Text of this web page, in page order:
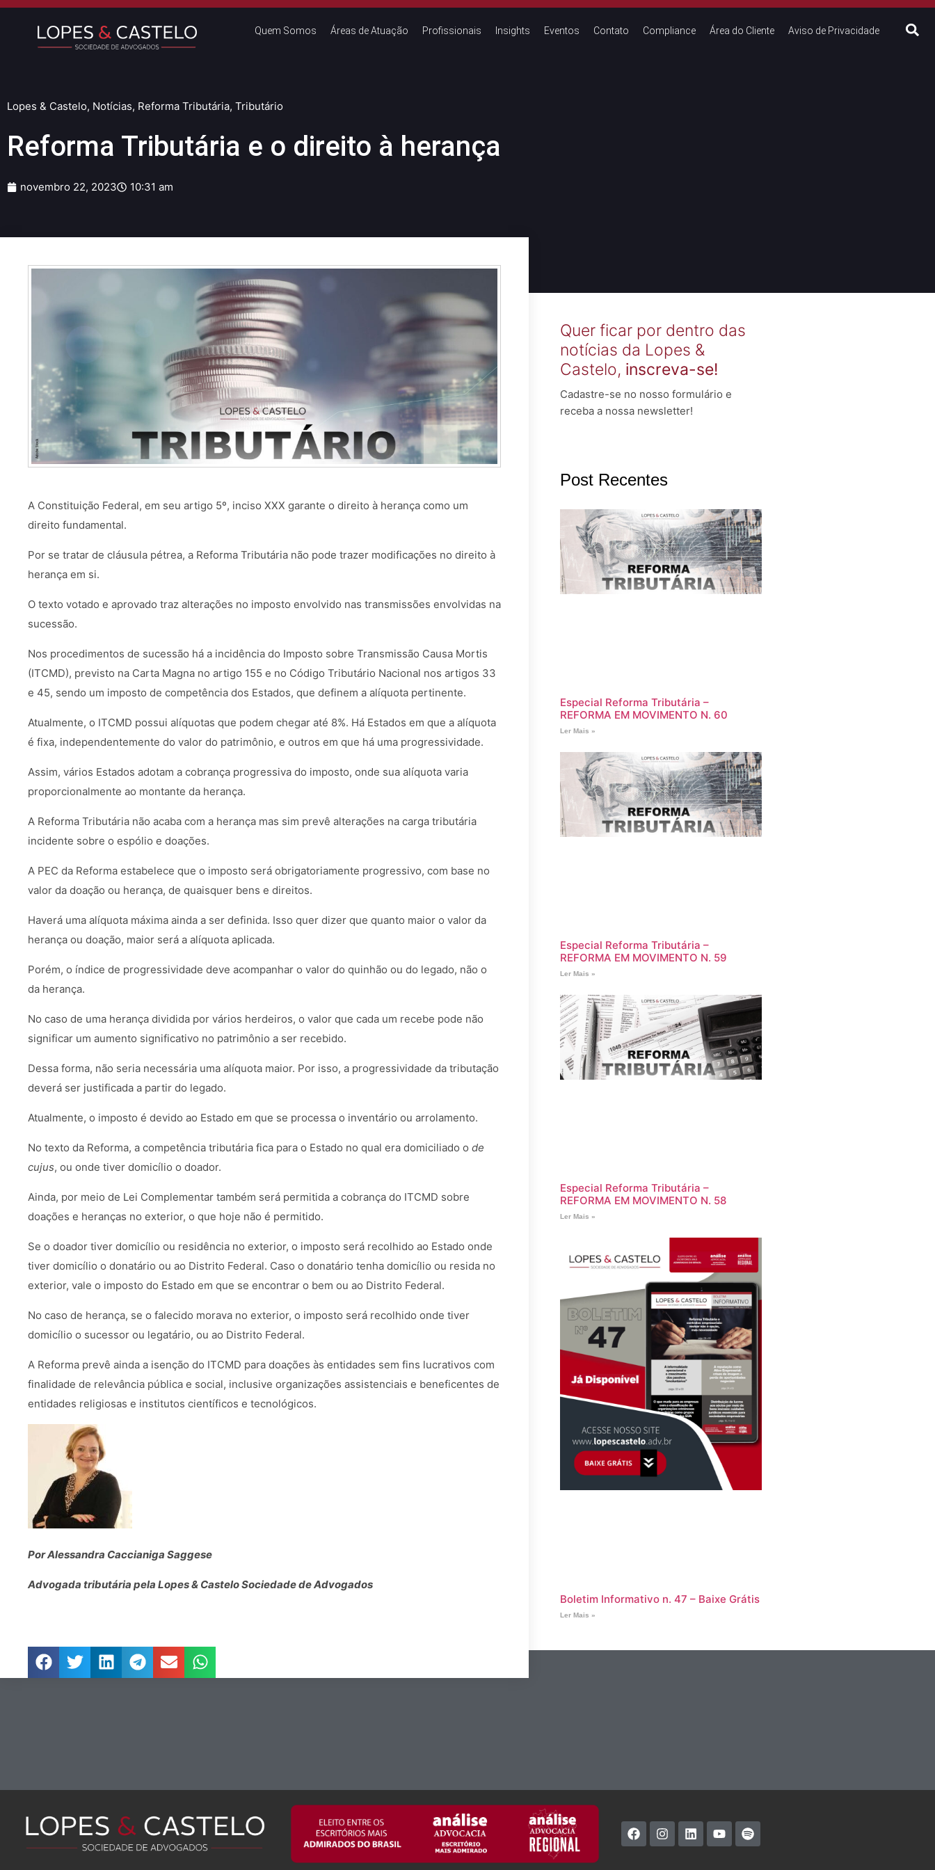
Quem Somos Áreas de Atuação Profissionais Insights Eventos Contato Compliance Área do Cliente Aviso de Privacidade
Lopes & Castelo, Notícias, Reforma Tributária, Tributário
Reforma Tributária e o direito à herança
novembro 22, 2023 10:31 am
A Constituição Federal, em seu artigo 5º, inciso XXX garante o direito à herança como um
direito fundamental.
Por se tratar de cláusula pétrea, a Reforma Tributária não pode trazer modificações no direito à
herança em si.
O texto votado e aprovado traz alterações no imposto envolvido nas transmissões envolvidas na
sucessão.
Nos procedimentos de sucessão há a incidência do Imposto sobre Transmissão Causa Mortis
(ITCMD), previsto na Carta Magna no artigo 155 e no Código Tributário Nacional nos artigos 33
e 45, sendo um imposto de competência dos Estados, que definem a alíquota pertinente.
Atualmente, o ITCMD possui alíquotas que podem chegar até 8%. Há Estados em que a alíquota
é fixa, independentemente do valor do patrimônio, e outros em que há uma progressividade.
Assim, vários Estados adotam a cobrança progressiva do imposto, onde sua alíquota varia
proporcionalmente ao montante da herança.
A Reforma Tributária não acaba com a herança mas sim prevê alterações na carga tributária
incidente sobre o espólio e doações.
A PEC da Reforma estabelece que o imposto será obrigatoriamente progressivo, com base no
valor da doação ou herança, de quaisquer bens e direitos.
Haverá uma alíquota máxima ainda a ser definida. Isso quer dizer que quanto maior o valor da
herança ou doação, maior será a alíquota aplicada.
Porém, o índice de progressividade deve acompanhar o valor do quinhão ou do legado, não o
da herança.
No caso de uma herança dividida por vários herdeiros, o valor que cada um recebe pode não
significar um aumento significativo no patrimônio a ser recebido.
Dessa forma, não seria necessária uma alíquota maior. Por isso, a progressividade da tributação
deverá ser justificada a partir do legado.
Atualmente, o imposto é devido ao Estado em que se processa o inventário ou arrolamento.
No texto da Reforma, a competência tributária fica para o Estado no qual era domiciliado o de
cujus, ou onde tiver domicílio o doador.
Ainda, por meio de Lei Complementar também será permitida a cobrança do ITCMD sobre
doações e heranças no exterior, o que hoje não é permitido.
Se o doador tiver domicílio ou residência no exterior, o imposto será recolhido ao Estado onde
tiver domicílio o donatário ou ao Distrito Federal. Caso o donatário tenha domicílio ou resida no
exterior, vale o imposto do Estado em que se encontrar o bem ou ao Distrito Federal.
No caso de herança, se o falecido morava no exterior, o imposto será recolhido onde tiver
domicílio o sucessor ou legatário, ou ao Distrito Federal.
A Reforma prevê ainda a isenção do ITCMD para doações às entidades sem fins lucrativos com
finalidade de relevância pública e social, inclusive organizações assistenciais e beneficentes de
entidades religiosas e institutos científicos e tecnológicos.
Por Alessandra Caccianiga Saggese
Advogada tributária pela Lopes & Castelo Sociedade de Advogados
Quer ficar por dentro das
notícias da Lopes &
Castelo, inscreva-se!
Cadastre-se no nosso formulário e
receba a nossa newsletter!
Post Recentes
Especial Reforma Tributária –
REFORMA EM MOVIMENTO N. 60
Ler Mais »
Especial Reforma Tributária –
REFORMA EM MOVIMENTO N. 59
Ler Mais »
Especial Reforma Tributária –
REFORMA EM MOVIMENTO N. 58
Ler Mais »
Boletim Informativo n. 47 – Baixe Grátis
Ler Mais »